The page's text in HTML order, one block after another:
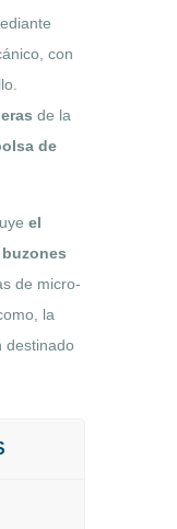
con
de la
de
el
de micro-
la
destinado